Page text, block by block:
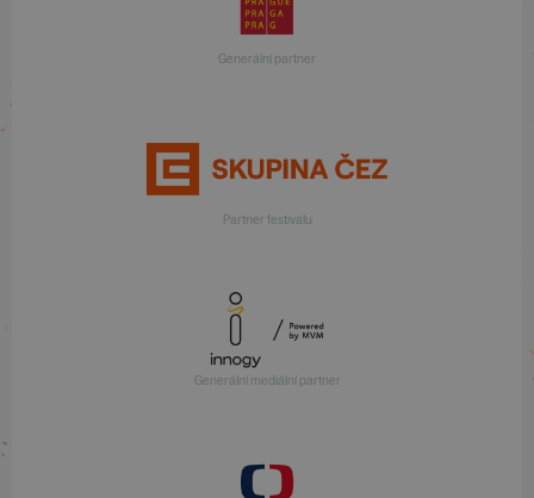
Generální partner
Partner festivalu
Generální mediální partner